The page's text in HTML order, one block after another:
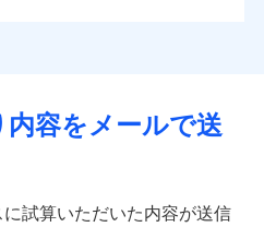
容をメールで送
試算いただいた内容が送信